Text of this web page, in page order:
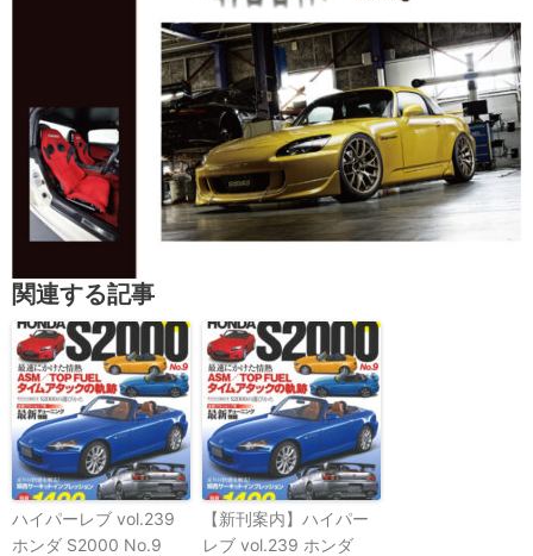
関連する記事
ハイパーレブ vol.239
ホンダ S2000 No.9
【新刊案内】ハイパー
レブ vol.239 ホンダ